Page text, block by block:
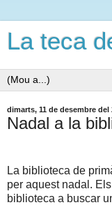
La teca
dimarts, 11 de desembre del
Nadal a la
La biblioteca de
per aquest nadal.
biblioteca a buscar